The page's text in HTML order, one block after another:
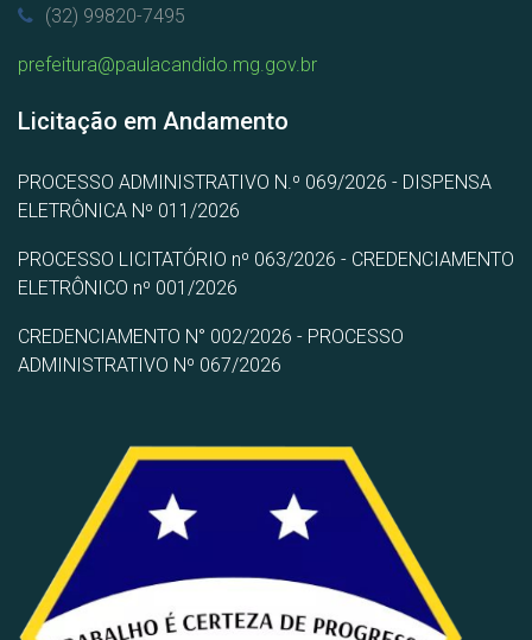
(32) 99820-7495
prefeitura@paulacandido.mg.gov.br
Licitação em Andamento
PROCESSO ADMINISTRATIVO N.º 069/2026 - DISPENSA
ELETRÔNICA Nº 011/2026
PROCESSO LICITATÓRIO nº 063/2026 - CREDENCIAMENTO
ELETRÔNICO nº 001/2026
CREDENCIAMENTO N° 002/2026 - PROCESSO
ADMINISTRATIVO Nº 067/2026